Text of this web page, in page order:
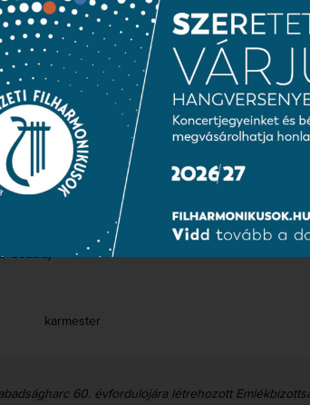
karmester
60. évfordulójára létrehozott